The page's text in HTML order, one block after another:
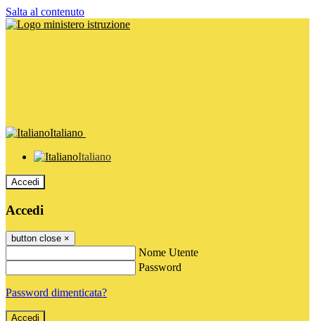
Salta al contenuto
Italiano
Italiano
Accedi
Accedi
button close ×
Nome Utente
Password
Password dimenticata?